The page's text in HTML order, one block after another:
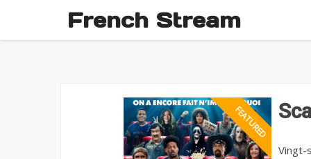
French Stream
Vingt-